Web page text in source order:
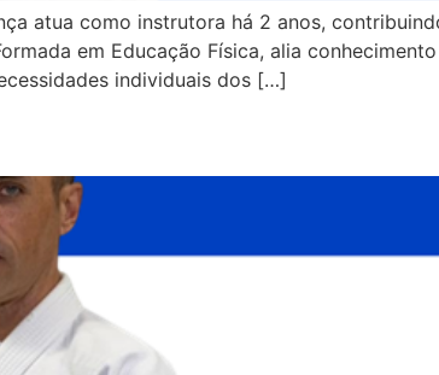
atua como instrutora há 2 anos,
em Educação Física, alia
individuais dos […]